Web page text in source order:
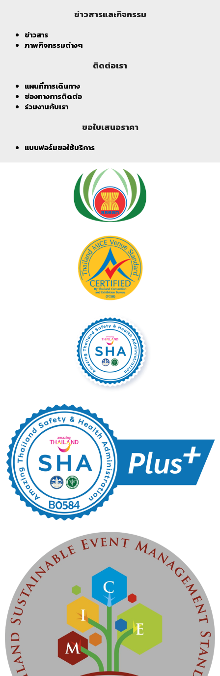
ข่าวสารและกิจกรรม
ข่าวสาร
ภาพกิจกรรมต่างๆ
ติดต่อเรา
แผนที่การเดินทาง
ช่องทางการติดต่อ
ร่วมงานกับเรา
ขอใบเสนอราคา
แบบฟอร์มขอใช้บริการ